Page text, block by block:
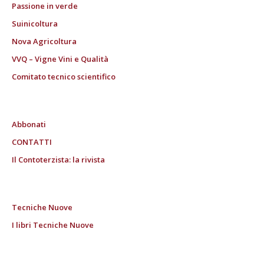
Passione in verde
Suinicoltura
Nova Agricoltura
VVQ – Vigne Vini e Qualità
Comitato tecnico scientifico
Abbonati
CONTATTI
Il Contoterzista: la rivista
Tecniche Nuove
I libri Tecniche Nuove